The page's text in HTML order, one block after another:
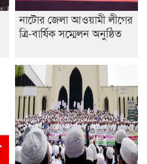
নাটোর জেলা আওয়ামী লীগের
ত্রি-বার্ষিক সম্মেলন অনুষ্ঠিত